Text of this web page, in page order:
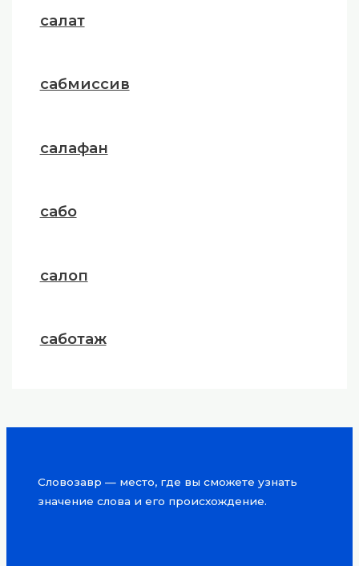
салат
сабмиссив
салафан
сабо
салоп
саботаж
Словозавр — место, где вы сможете узнать
значение слова и его происхождение.